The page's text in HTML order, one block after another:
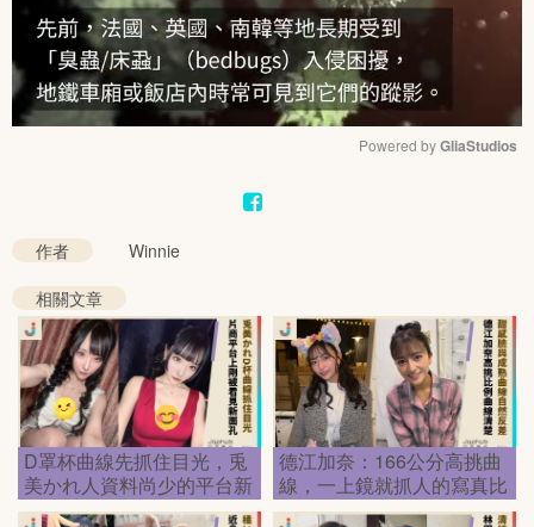
Powered by GliaStudios
作者
Winnie
相關文章
D罩杯曲線先抓住目光，兎
美かれ人資料尚少的平台新
面孔
德江加奈：166公分高挑曲
線，一上鏡就抓人的寫真比
例